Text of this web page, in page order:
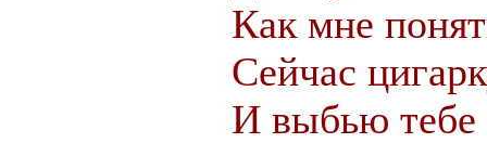
Как мне
Сейчас
И выбью тебе